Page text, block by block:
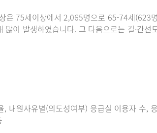
은 75세이상에서 2,065명으로 65-74세(623
이 발생하였습니다. 그 다음으로는 길·간선
내원사유별(의도성여부) 응급실 이용자 수,